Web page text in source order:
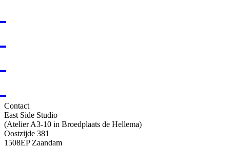
Contact
East Side Studio
(Atelier A3-10 in Broedplaats de Hellema)
Oostzijde 381
1508EP Zaandam